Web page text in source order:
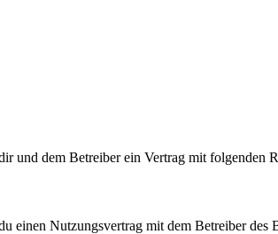
dem Betreiber ein Vertrag mit folgenden
Nutzungsvertrag mit dem Betreiber des